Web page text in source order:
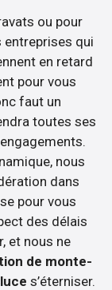
ou pour
entreprises qui
en retard
pour vous
faut un
toutes ses
nous
dans
pour vous
des délais
et nous ne
de monte-
s’éterniser.